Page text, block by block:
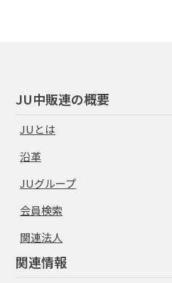
JU中販連の概要
JUとは
沿革
JUグループ
会員検索
関連法人
関連情報